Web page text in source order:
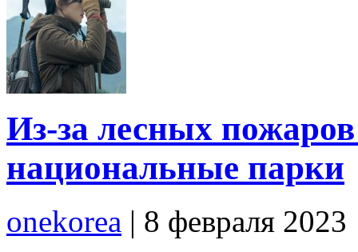
Из-за лесных
национальные парки
onekorea | 8 февраля 2023